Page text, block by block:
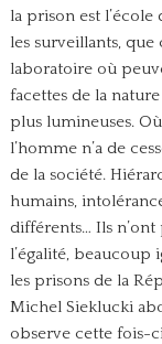
la prison est
les surveillants, que
laboratoire où
facettes de la
plus lumineuses.
l’homme n’a de
de la société.
humains,
différents… Ils
l’égalité, beaucoup
les prisons de la
Michel Sieklucki
observe cette fois-